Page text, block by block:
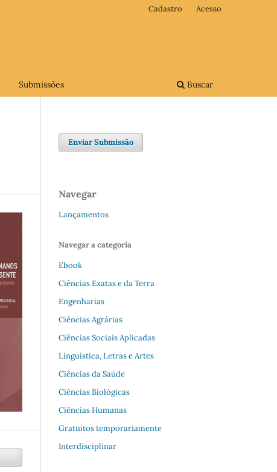
Submissões Buscar
Cadastro Acesso
Enviar Submissão
Navegar
Lançamentos
Navegar a categoria
Ebook
Ciências Exatas e da Terra
Engenharias
Ciências Agrárias
Ciências Sociais Aplicadas
Linguística, Letras e Artes
Ciências da Saúde
Ciências Biológicas
Ciências Humanas
Gratuitos temporariamente
Interdisciplinar